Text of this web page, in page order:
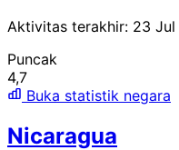
Aktivitas terakhir: 23 Jul
Puncak
4,7
Buka statistik negara
Nicaragua